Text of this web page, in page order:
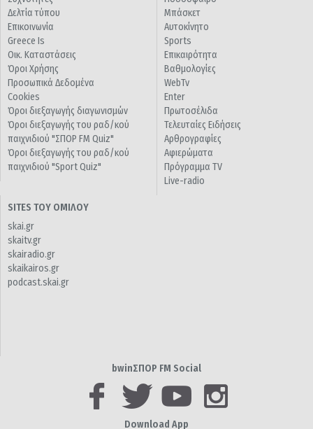
Δελτία τύπου
Επικοινωνία
Greece Is
Οικ. Καταστάσεις
Όροι Χρήσης
Προσωπικά Δεδομένα
Cookies
Όροι διεξαγωγής διαγωνισμών
Όροι διεξαγωγής του ραδ/κού
παιχνιδιού "ΣΠΟΡ FM Quiz"
Όροι διεξαγωγής του ραδ/κού
παιχνιδιού "Sport Quiz"
Μπάσκετ
Αυτοκίνητο
Sports
Επικαιρότητα
Βαθμολογίες
WebTv
Enter
Πρωτοσέλιδα
Τελευταίες Ειδήσεις
Αρθρογραφίες
Αφιερώματα
Πρόγραμμα TV
Live-radio
SITES ΤΟΥ ΟΜΙΛΟΥ
skai.gr
skaitv.gr
skairadio.gr
skaikairos.gr
podcast.skai.gr
bwinΣΠΟΡ FM Social
Download App